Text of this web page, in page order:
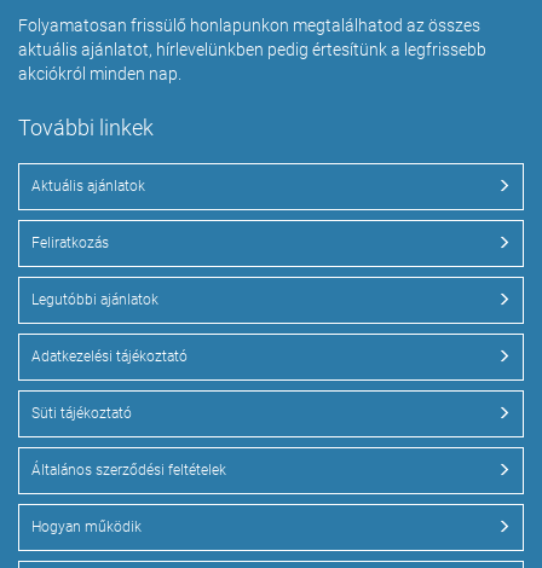
Folyamatosan frissülő honlapunkon megtalálhatod az összes
aktuális ajánlatot, hírlevelünkben pedig értesítünk a legfrissebb
akciókról minden nap.
További linkek
Aktuális ajánlatok
Feliratkozás
Legutóbbi ajánlatok
Adatkezelési tájékoztató
Süti tájékoztató
Általános szerződési feltételek
Hogyan működik